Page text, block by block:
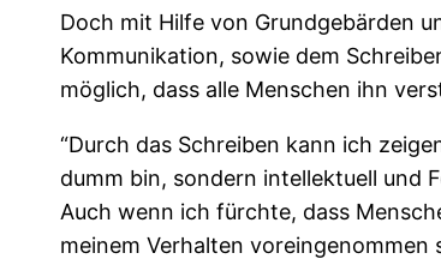
n
,
g
k
a
u
f
Doch mit Hilfe von Grundgebärden
Kommunikation, sowie dem
möglich, dass alle Menschen ihn
“Durch das Schreiben kann ich
dumm bin, sondern intellektuell und
Auch wenn ich fürchte, dass
meinem Verhalten voreingenommen